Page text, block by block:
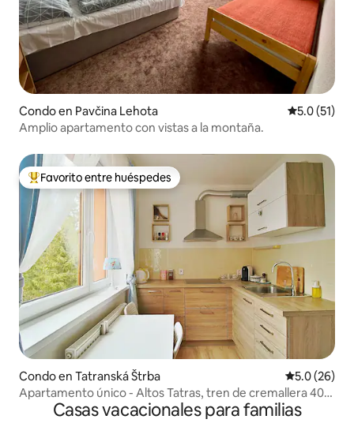
Condo en Pavčina Lehota Calificación
5.0 (51)
Amplio apartamento con vistas a la montaña.
Favorito entre huéspedes preferido
Favorito entre huéspedes
Condo en Tatranská Štrba Calificación
5.0 (26)
Apartamento único - Altos Tatras, tren de cremallera 400
Casas vacacionales para familias